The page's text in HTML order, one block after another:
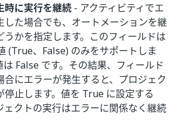
時に実行を継続 - アクティビティでエ
した場合でも、オートメーションを継
うかを指定します。このフィールドは
(True、False) のみをサポートしま
は False です。その結果、フィールド
合にエラーが発生すると、プロジェク
停止します。値を True に設定する
ェクトの実行はエラーに関係なく継続